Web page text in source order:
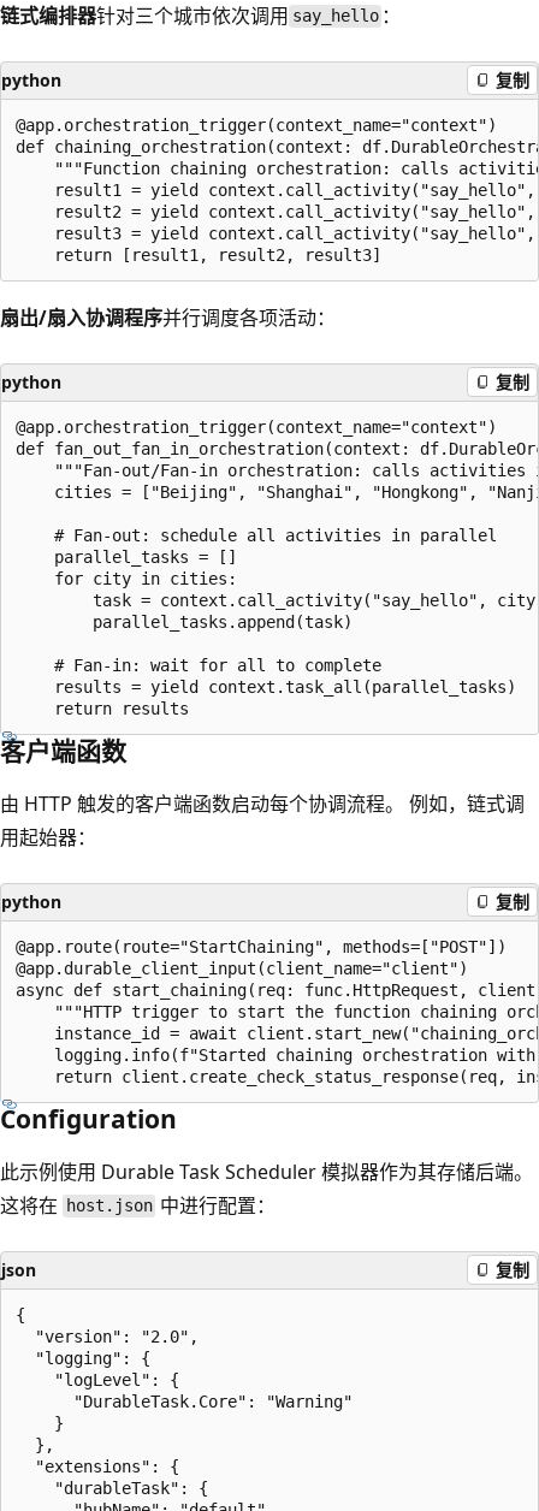
链式编排器针对三个城市依次调用 say_hello ：
python 复制
@app.orchestration_trigger(context_name="context")
def chaining_orchestration(context:
"""Function chaining orchestration: calls
result1 = yield
result2 = yield
result3 = yield
扇出/扇入协调程序并行调度各项活动：
python 复制
@app.orchestration_trigger(context_name="context")
def fan_out_fan_in_orchestration(context:
"""Fan-out/Fan-in orchestration: calls activities
cities = ["Beijing", "Shanghai", "Hongkong",
    # Fan-out: schedule all activities in parallel
    parallel_tasks = []
    for city in cities:
task = context.call_activity("say_hello",
        parallel_tasks.append(task)
    # Fan-in: wait for all to complete
    results = yield context.task_all(parallel_tasks)
客户端函数
由 HTTP 触发的客户端函数启动每个协调流程。 例如，链式调
用起始器：
python 复制
@app.route(route="StartChaining", methods=["POST"])
@app.durable_client_input(client_name="client")
async def start_chaining(req: func.HttpRequest,
"""HTTP trigger to start the function chaining
instance_id = await
logging.info(f"Started chaining orchestration
Configuration
此示例使用 Durable Task Scheduler 模拟器作为其存储后端。
这将在
host.json 中进行配置：
json 复制
{
  "version": "2.0",
  "logging": {
    "logLevel": {
      "DurableTask.Core": "Warning"
    }
  },
  "extensions": {
    "durableTask": {